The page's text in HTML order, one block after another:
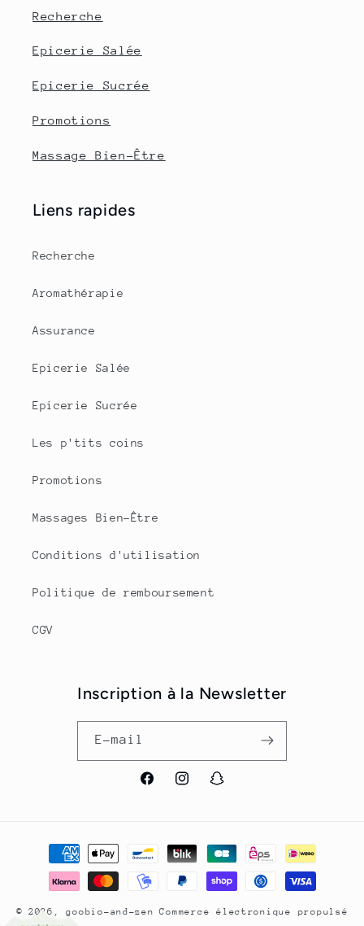
Recherche
Epicerie Salée
Epicerie Sucrée
Promotions
Massage Bien-Être
Liens rapides
Recherche
Aromathérapie
Assurance
Epicerie Salée
Epicerie Sucrée
Les p'tits coins
Promotions
Massages Bien-Être
Conditions d'utilisation
Politique de remboursement
CGV
Inscription à la Newsletter
E-mail
FacebookInstagramSnapchat
Moyens
paiement
© 2026,goobio-and-zen Commerce électronique propulsé